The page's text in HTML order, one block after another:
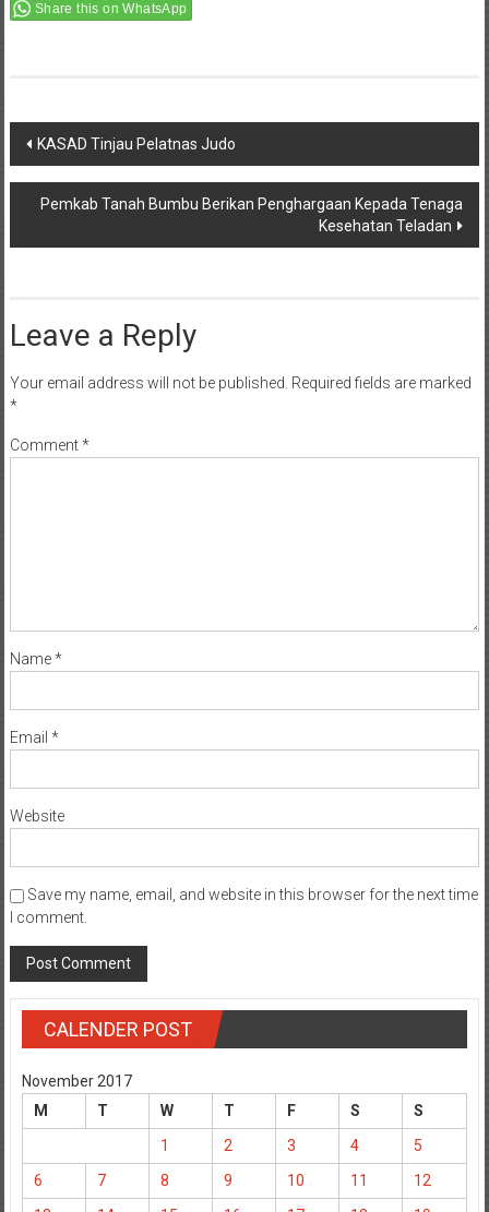
Share this on WhatsApp
Post
navigation
KASAD Tinjau Pelatnas Judo
Pemkab Tanah Bumbu Berikan Penghargaan Kepada Tenaga
Kesehatan Teladan
Leave a Reply
Your email address will not be published. Required fields are marked
*
Comment*
Name*
Email *
Website
Save my name, email, and website in this browser for the next time
I comment.
CALENDER POST
November 2017
M
T W T F S
S
1
2 3 4
5
6
7 8 9 10 11
12